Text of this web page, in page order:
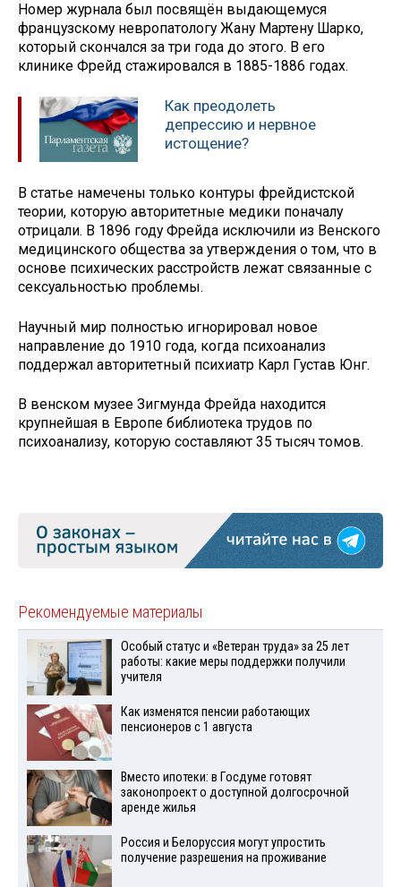
Номер журнала был посвящён выдающемуся
французскому невропатологу Жану Мартену Шарко,
который скончался за три года до этого. В его
клинике Фрейд стажировался в 1885-1886 годах.
Как преодолеть
депрессию и нервное
истощение?
В статье намечены только контуры фрейдистской
теории, которую авторитетные медики поначалу
отрицали. В 1896 году Фрейда исключили из Венского
медицинского общества за утверждения о том, что в
основе психических расстройств лежат связанные с
сексуальностью проблемы.
Научный мир полностью игнорировал новое
направление до 1910 года, когда психоанализ
поддержал авторитетный психиатр Карл Густав Юнг.
В венском музее Зигмунда Фрейда находится
крупнейшая в Европе библиотека трудов по
психоанализу, которую составляют 35 тысяч томов.
Рекомендуемые материалы
Особый статус и «Ветеран труда» за 25 лет
работы: какие меры поддержки получили
учителя
Как изменятся пенсии работающих
пенсионеров с 1 августа
Вместо ипотеки: в Госдуме готовят
законопроект о доступной долгосрочной
аренде жилья
Россия и Белоруссия могут упростить
получение разрешения на проживание